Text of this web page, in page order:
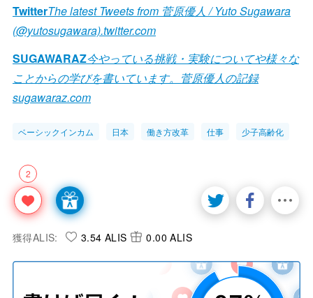
TwitterThe latest Tweets from 菅原優人 / Yuto Sugawara
(@yutosugawara).twitter.com
SUGAWARAZ今やっている挑戦・実験についてや様々な
ことからの学びを書いています。菅原優人の記録
sugawaraz.com
ベーシックインカム 日本 働き方改革 仕事 少子高齢化
2
獲得ALIS: 3.54 ALIS 0.00 ALIS